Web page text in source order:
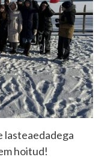
lasteaedadega
hoitud!